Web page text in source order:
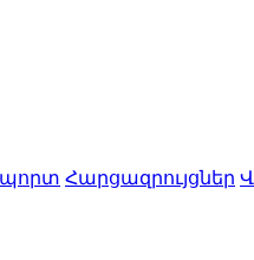
Հարցազրույցներ